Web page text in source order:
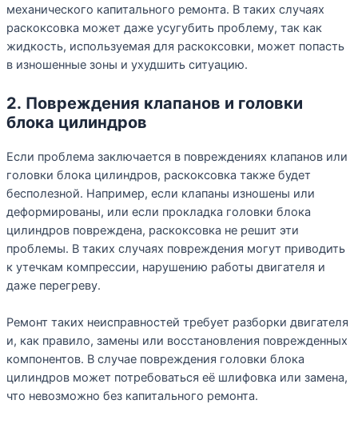
механического капитального ремонта. В таких случаях
раскоксовка может даже усугубить проблему, так как
жидкость, используемая для раскоксовки, может попасть
в изношенные зоны и ухудшить ситуацию.
2. Повреждения клапанов и головки
блока цилиндров
Если проблема заключается в повреждениях клапанов или
головки блока цилиндров, раскоксовка также будет
бесполезной. Например, если клапаны изношены или
деформированы, или если прокладка головки блока
цилиндров повреждена, раскоксовка не решит эти
проблемы. В таких случаях повреждения могут приводить
к утечкам компрессии, нарушению работы двигателя и
даже перегреву.
Ремонт таких неисправностей требует разборки двигателя
и, как правило, замены или восстановления поврежденных
компонентов. В случае повреждения головки блока
цилиндров может потребоваться её шлифовка или замена,
что невозможно без капитального ремонта.